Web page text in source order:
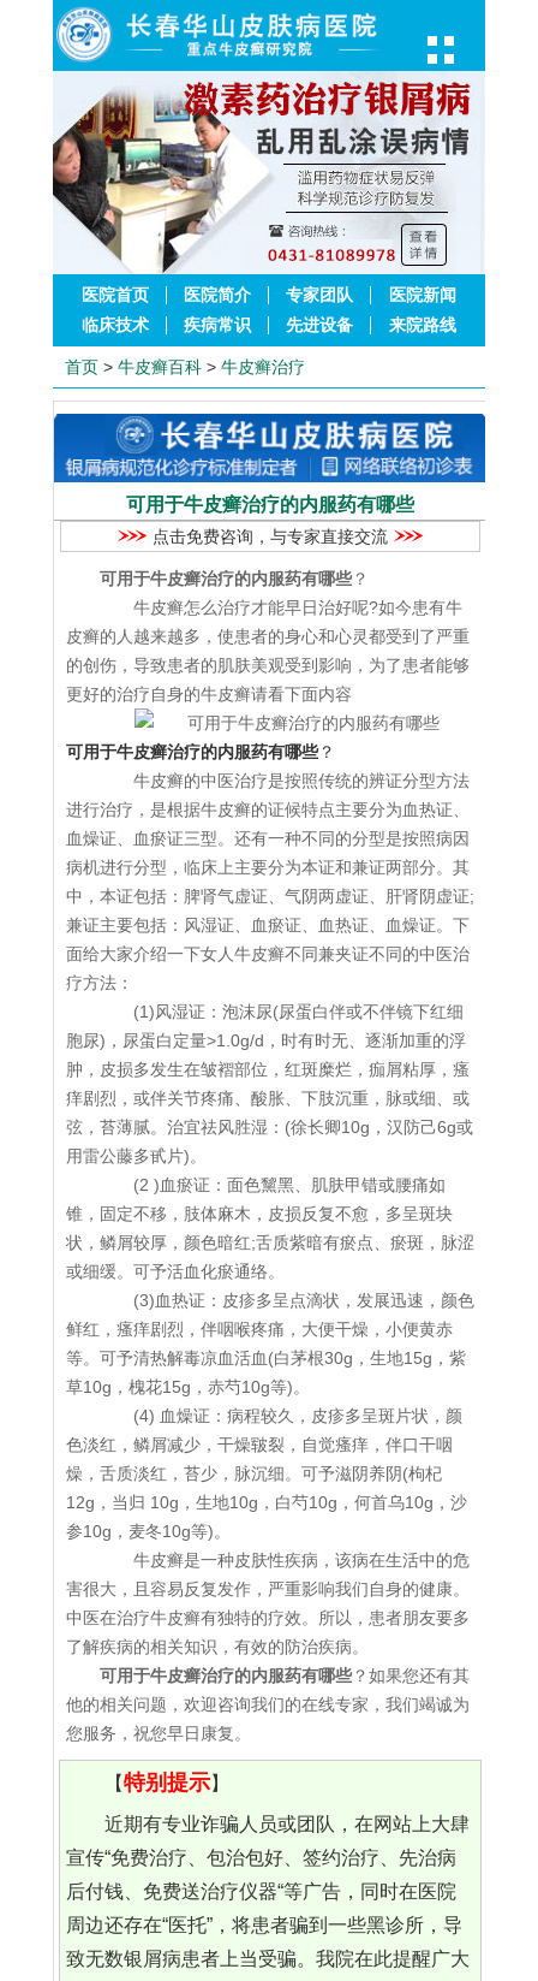
医院首页 医院简介 专家团队
医院新闻
临床技术
疾病常识 先进设备 来院路线
首页 > 牛皮癣百科 > 牛皮癣治疗
可用于牛皮癣治疗的内服药有哪些
点击免费咨询，与专家直接交流
可用于牛皮癣治疗的内服药有哪些 ？
牛皮癣怎么治疗才能早日治好呢?如今患有牛
皮癣的人越来越多，使患者的身心和心灵都受到了严重
的创伤，导致患者的肌肤美观受到影响，为了患者能够
更好的治疗自身的牛皮癣请看下面内容
可用于牛皮癣治疗的内服药有哪些？
牛皮癣的中医治疗是按照传统的辨证分型方法
进行治疗，是根据牛皮癣的证候特点主要分为血热证、
血燥证、血瘀证三型。还有一种不同的分型是按照病因
病机进行分型，临床上主要分为本证和兼证两部分。其
中，本证包括：脾肾气虚证、气阴两虚证、肝肾阴虚证;
兼证主要包括：风湿证、血瘀证、血热证、血燥证。下
面给大家介绍一下女人牛皮癣不同兼夹证不同的中医治
疗方法：
(1)风湿证：泡沫尿(尿蛋白伴或不伴镜下红细
胞尿)，尿蛋白定量>1.0g/d，时有时无、逐渐加重的浮
肿，皮损多发生在皱褶部位，红斑糜烂，痂屑粘厚，瘙
痒剧烈，或伴关节疼痛、酸胀、下肢沉重，脉或细、或
弦，苔薄腻。治宜祛风胜湿：(徐长卿10g，汉防己6g或
用雷公藤多甙片)。
(2 )血瘀证：面色黧黑、肌肤甲错或腰痛如
锥，固定不移，肢体麻木，皮损反复不愈，多呈斑块
状，鳞屑较厚，颜色暗红;舌质紫暗有瘀点、瘀斑，脉涩
或细缓。可予活血化瘀通络。
(3)血热证：皮疹多呈点滴状，发展迅速，颜色
鲜红，瘙痒剧烈，伴咽喉疼痛，大便干燥，小便黄赤
等。可予清热解毒凉血活血(白茅根30g，生地15g，紫
草10g，槐花15g，赤芍10g等)。
(4) 血燥证：病程较久，皮疹多呈斑片状，颜
色淡红，鳞屑减少，干燥皲裂，自觉瘙痒，伴口干咽
燥，舌质淡红，苔少，脉沉细。可予滋阴养阴(枸杞
12g，当归 10g，生地10g，白芍10g，何首乌10g，沙
参10g，麦冬10g等)。
牛皮癣是一种皮肤性疾病，该病在生活中的危
害很大，且容易反复发作，严重影响我们自身的健康。
中医在治疗牛皮癣有独特的疗效。所以，患者朋友要多
了解疾病的相关知识，有效的防治疾病。
可用于牛皮癣治疗的内服药有哪些 ？如果您还有其
他的相关问题，欢迎咨询我们的在线专家，我们竭诚为
您服务，祝您早日康复。
【特别提示】
近期有专业诈骗人员或团队，在网站上大肆
宣传“免费治疗、包治包好、签约治疗、先治病
后付钱、免费送治疗仪器“等广告，同时在医院
周边还存在“医托”，将患者骗到一些黑诊所，导
致无数银屑病患者上当受骗。我院在此提醒广大